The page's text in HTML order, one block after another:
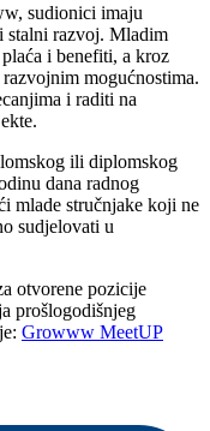
sudionici imaju
stalni razvoj. Mladim
i benefiti, a kroz
mogućnostima.
i raditi na
ili diplomskog
dana radnog
mlade stručnjake koji ne
sudjelovati u
otvorene pozicije
prošlogodišnjeg
Growww MeetUP